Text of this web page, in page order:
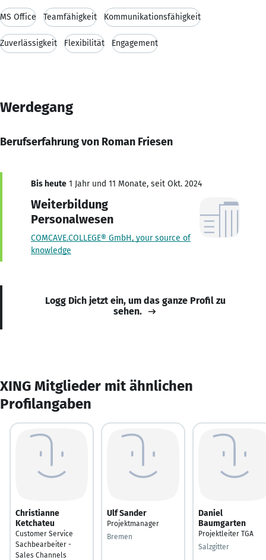
MS Office Teamfähigkeit Kommunikationsfähigkeit
Zuverlässigkeit Flexibilität Engagement
Werdegang
Berufserfahrung von Roman Friesen
Bis heute 1 Jahr und 11 Monate, seit Okt. 2024
Weiterbildung
Personalwesen
COMCAVE.COLLEGE® GmbH, your source of
knowledge
Logg Dich jetzt ein, um das ganze Profil zu
sehen.
XING Mitglieder mit ähnlichen
Profilangaben
Christianne
Ketchateu
Customer Service
Sachbearbeiter -
Sales Channels
Ulf Sander
Projektmanager
Bremen
Daniel
Baumgarten
Projektleiter TGA
Salzgitter